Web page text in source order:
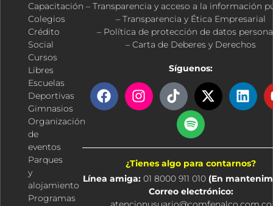
Capacitación
Colegios
Crédito
Social
Cursos
Libres
Escuelas
Deportivas
Gimnasios
Organización
de
eventos
Parques
y
alojamiento
Programas
– Transparencia y acceso a la información
– Transparencia y Ética Empresarial
– Política de protección de datos
– Carta de Deberes y Derechos
Síguenos:
F
a
b
k
I
n
a
g
a
m
T
i
k
o
k
X
-
i
t
t
e
r
L
i
e
d
n
S
p
o
t
i
f
y
¿Tienes algo para contarnos?
Línea amiga:01 8000 911 010 (En
Correo electrónico: